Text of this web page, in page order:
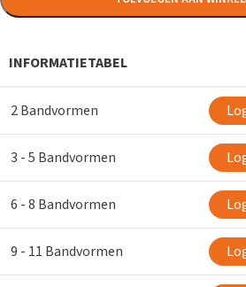
INFORMATIETABEL
2 Bandvormen
3 - 5 Bandvormen
6 - 8 Bandvormen
9 - 11 Bandvormen